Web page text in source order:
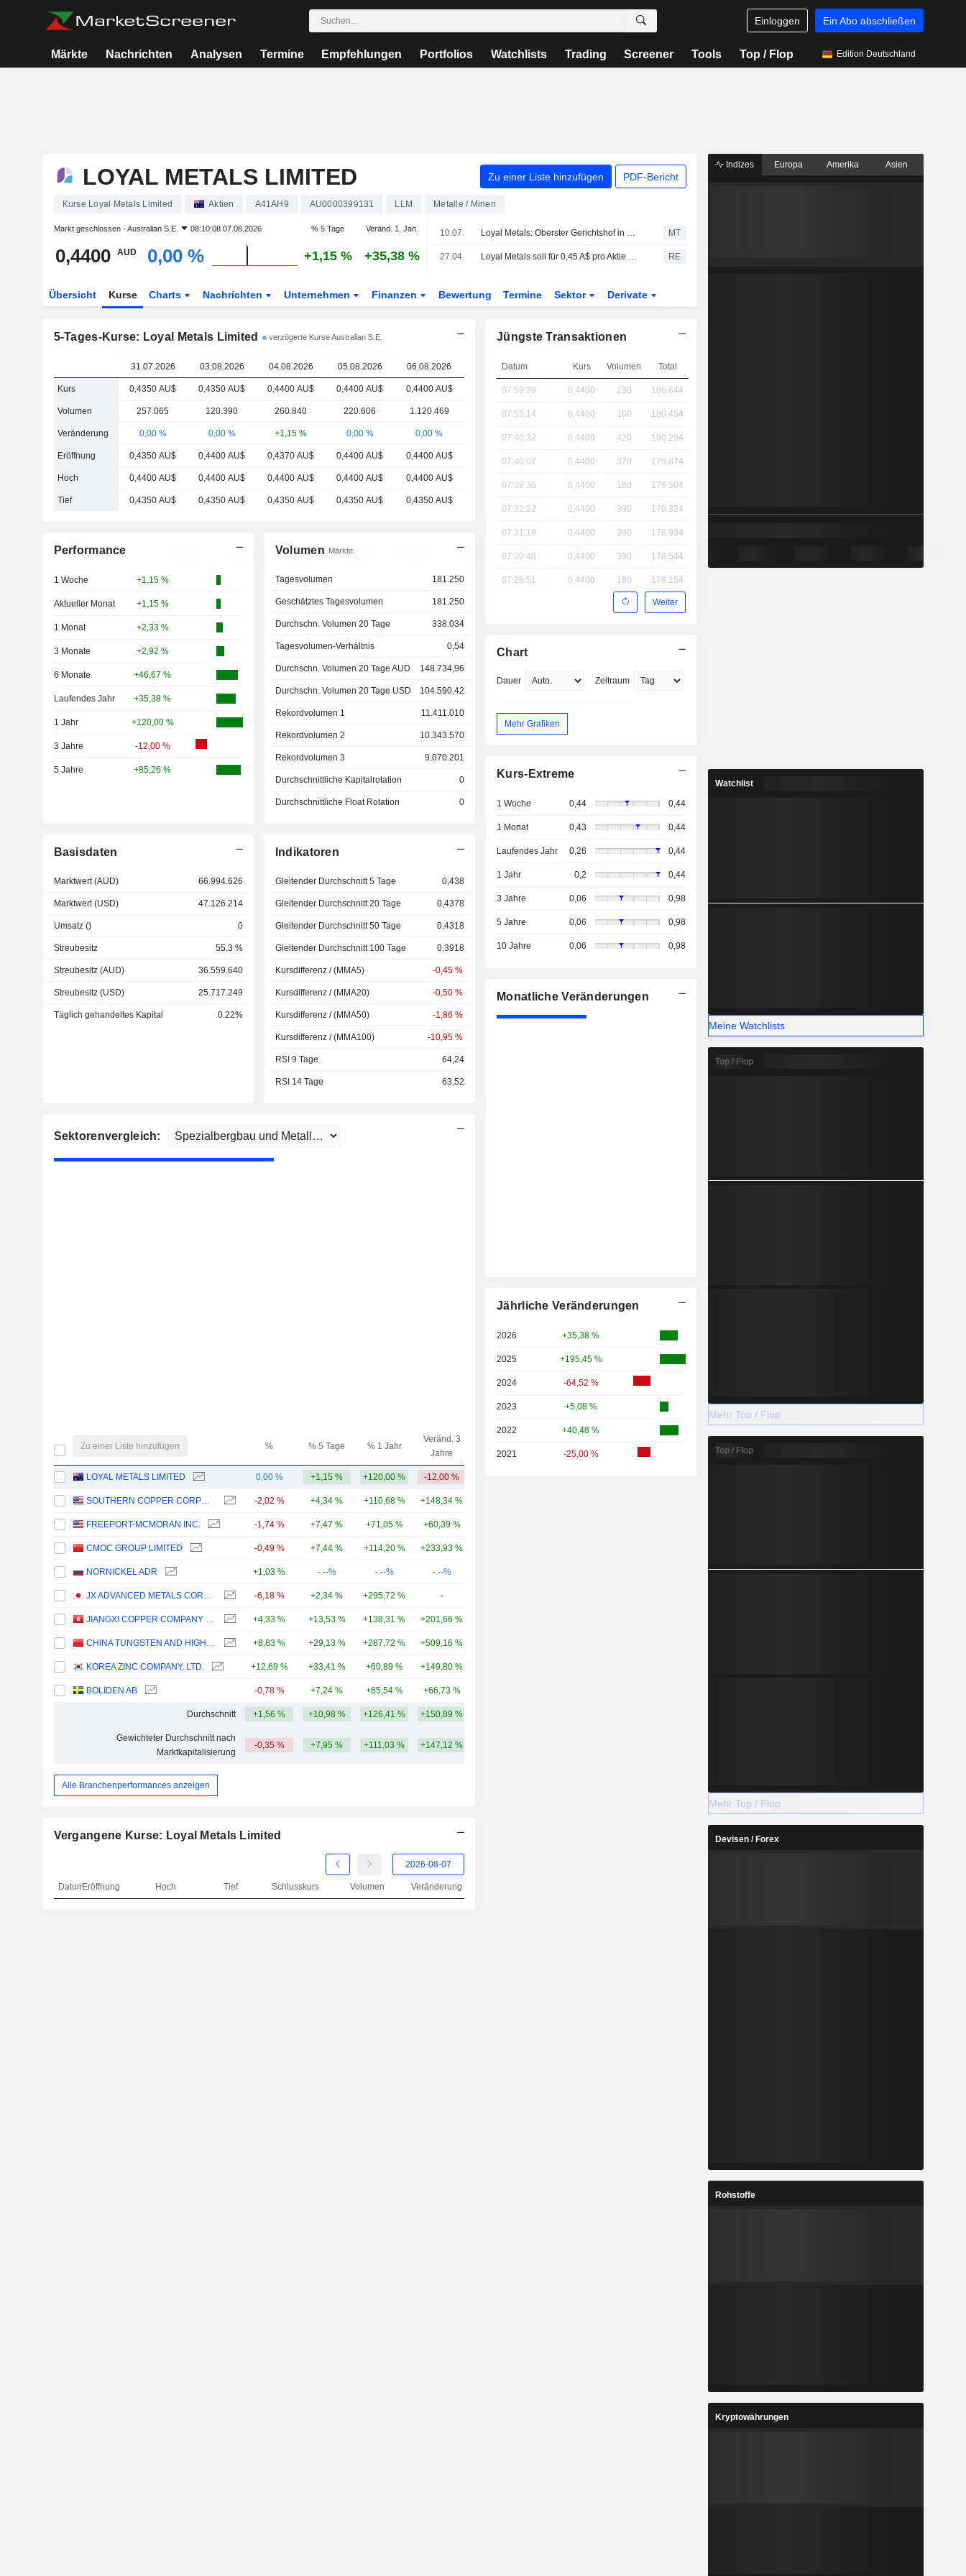
Einloggen Ein Abo abschließen
Märkte Nachrichten Analysen Termine Empfehlungen Portfolios Watchlists Trading Screener Tools Top / Flop Edition Deutschland
LOYAL METALS LIMITED Zu einer Liste hinzufügen PDF-Bericht
Kurse Loyal Metals Limited Aktien A41AH9 AU0000399131 LLM Metalle / Minen
Markt geschlossen -Australian S.E. 08:10:08 07.08.2026 % 5 Tage Veränd. 1. Jan.
0,4400 AUD 0,00 % +1,15 % +35,38 %
10.07. Loyal Metals: Oberster Gerichtshof in Western Australia ordnet Aktionärsversammlung zur Abstimmung über geplante Übernahme durch Bumi Resources an MT
27.04. Loyal Metals soll für 0,45 A$ pro Aktie von PT Bumi Resources übernommen werden RE
Übersicht Kurse Charts Nachrichten Unternehmen Finanzen Bewertung Termine Sektor Derivate
5-Tages-Kurse: Loyal Metals Limited verzögerte Kurse Australian S.E.
31.07.2026 03.08.2026 04.08.2026 05.08.2026 06.08.2026
Kurs 0,4350 AU$ 0,4350 AU$ 0,4400 AU$ 0,4400 AU$ 0,4400 AU$
Volumen 257.065 120.390 260.840 220.606 1.120.469
Veränderung 0,00 % 0,00 % +1,15 % 0,00 % 0,00 %
Eröffnung 0,4350 AU$ 0,4400 AU$ 0,4370 AU$ 0,4400 AU$ 0,4400 AU$
Hoch 0,4400 AU$ 0,4400 AU$ 0,4400 AU$ 0,4400 AU$ 0,4400 AU$
Tief 0,4350 AU$ 0,4350 AU$ 0,4350 AU$ 0,4350 AU$ 0,4350 AU$
Performance
1 Woche +1,15 %
Aktueller Monat +1,15 %
1 Monat +2,33 %
3 Monate +2,92 %
6 Monate +46,67 %
Laufendes Jahr +35,38 %
1 Jahr +120,00 %
3 Jahre -12,00 %
5 Jahre +85,26 %
Volumen Märkte
Tagesvolumen 181.250
Geschätztes Tagesvolumen 181.250
Durchschn. Volumen 20 Tage 338.034
Tagesvolumen-Verhältnis 0,54
Durchschn. Volumen 20 Tage AUD 148.734,96
Durchschn. Volumen 20 Tage USD 104.590,42
Rekordvolumen 1 11.411.010
Rekordvolumen 2 10.343.570
Rekordvolumen 3 9.070.201
Durchschnittliche Kapitalrotation 0
Durchschnittliche Float Rotation 0
Basisdaten
Marktwert (AUD) 66.994.626
Marktwert (USD) 47.126.214
Umsatz () 0
Streubesitz 55.3 %
Streubesitz (AUD) 36.559.640
Streubesitz (USD) 25.717.249
Täglich gehandeltes Kapital 0.22%
Indikatoren
Gleitender Durchschnitt 5 Tage 0,438
Gleitender Durchschnitt 20 Tage 0,4378
Gleitender Durchschnitt 50 Tage 0,4318
Gleitender Durchschnitt 100 Tage 0,3918
Kursdifferenz / (MMA5) -0,45 %
Kursdifferenz / (MMA20) -0,50 %
Kursdifferenz / (MMA50) -1,86 %
Kursdifferenz / (MMA100) -10,95 %
RSI 9 Tage 64,24
RSI 14 Tage 63,52
Sektorenvergleich:
Zu einer Liste hinzufügen % % 5 Tage % 1 Jahr
Veränd. 3
Jahre
LOYAL METALS LIMITED 0,00 % +1,15 % +120,00 % -12,00 %
SOUTHERN COPPER CORPORATION -2,02 % +4,34 % +110,68 % +148,34 %
FREEPORT-MCMORAN INC. -1,74 % +7,47 % +71,05 % +60,39 %
CMOC GROUP LIMITED -0,49 % +7,44 % +114,20 % +233,93 %
NORNICKEL ADR +1,03 % -.--% -.--% -.--%
JX ADVANCED METALS CORPORATION -6,18 % +2,34 % +295,72 % -
JIANGXI COPPER COMPANY LIMITED +4,33 % +13,53 % +138,31 % +201,66 %
CHINA TUNGSTEN AND HIGHTECH MATERIALS CO.,LTD +8,83 % +29,13 % +287,72 % +509,16 %
KOREA ZINC COMPANY, LTD. +12,69 % +33,41 % +60,89 % +149,80 %
BOLIDEN AB -0,78 % +7,24 % +65,54 % +66,73 %
Durchschnitt +1,56 % +10,98 % +126,41 % +150,89 %
Gewichteter Durchschnitt nach
Marktkapitalisierung
-0,35 % +7,95 % +111,03 % +147,12 %
Alle Branchenperformances anzeigen
Vergangene Kurse: Loyal Metals Limited
DatumEröffnung Hoch Tief Schlusskurs Volumen Veränderung
Jüngste Transaktionen
Datum Kurs Volumen Total
07:59:39 0,4400 190 180.644
07:55:14 0,4400 160 180.454
07:40:32 0,4400 420 180.294
07:40:07 0,4400 370 179.874
07:39:36 0,4400 180 179.504
07:32:22 0,4400 390 179.324
07:31:18 0,4400 390 178.934
07:30:48 0,4400 390 178.544
07:28:51 0,4400 180 178.154
Weiter
Chart
Dauer Zeitraum
Mehr Grafiken
Kurs-Extreme
1 Woche 0,44 0,44
1 Monat 0,43 0,44
Laufendes Jahr 0,26 0,44
1 Jahr 0,2 0,44
3 Jahre 0,06 0,98
5 Jahre 0,06 0,98
10 Jahre 0,06 0,98
Monatliche Veränderungen
Jährliche Veränderungen
2026 +35,38 %
2025 +195,45 %
2024 -64,52 %
2023 +5,08 %
2022 +40,48 %
2021 -25,00 %
Indizes Europa Amerika Asien
Watchlist
Meine Watchlists
Top / Flop
Mehr Top / Flop
Top / Flop
Mehr Top / Flop
Devisen / Forex
Rohstoffe
Kryptowährungen